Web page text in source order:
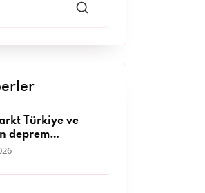
Türkiye ve
deprem
11 bini aşkın